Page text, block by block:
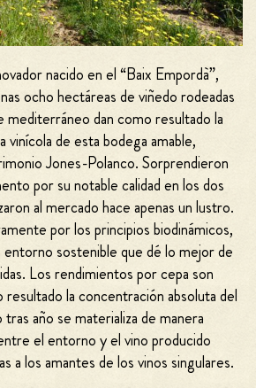
nacido en el “Baix Empordà”,
ocho hectáreas de viñedo rodeadas
mediterráneo dan como resultado la
de esta bodega amable,
Jones-Polanco. Sorprendieron
por su notable calidad en los dos
al mercado hace apenas un lustro.
por los principios biodinámicos,
entorno sostenible que dé lo mejor de
Los rendimientos por cepa son
la concentración absoluta del
año se materializa de manera
el entorno y el vino producido
a los amantes de los vinos singulares.